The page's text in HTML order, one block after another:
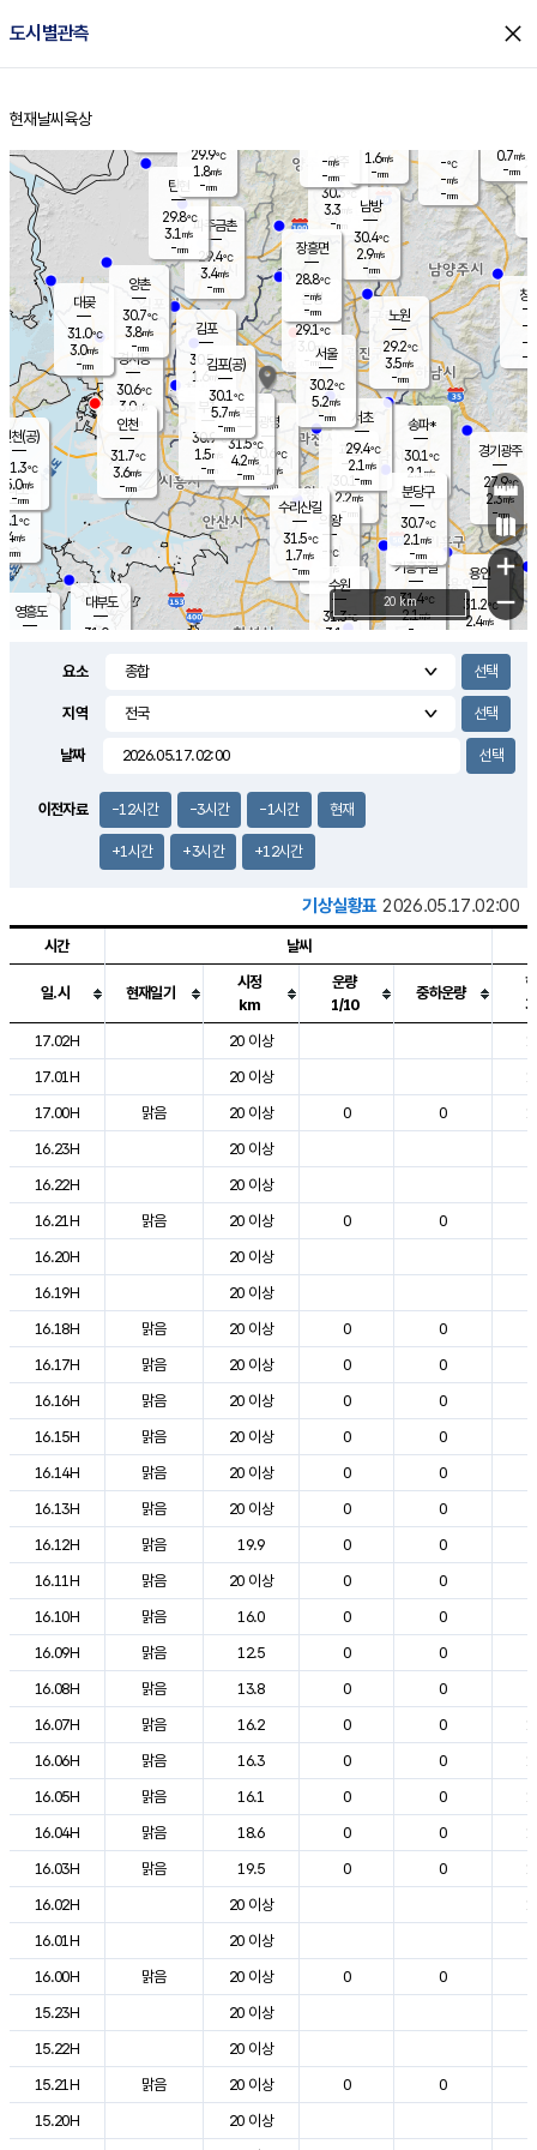
도시별관측 close
홈
현재날씨 육상
의도
℃
m/s
mm
영흥도
양주
30.3℃
3.3
-mm
과천
30.1℃
2.2m/s
- mm
용인
31.2℃
2.4m/s
경기광주
27.9℃
2.3m/s
-mm
3.7m/s
대부도
31.0
경서동
30.6℃
3.0m/s
-mm
파주금촌
29.4℃
3.4m/s
-mm
-℃
-m/s
-mm
대곶
31.0℃
3.0m/s
-mm
창
-
-m/
-
탄현
29.8℃
3.1 m/s
-mm
0.7m/s
-mm
의왕
- ℃
m/s
mm
김포
30.5℃
1.6 m/s
mm
광명
30.6 ℃
3.1 m/s
-mm
부천
30.9℃
1.5m/s
-mm
양촌
30.7℃
3.8m/s
-mm
구로
31.5℃
4.2m/s
-mm
은평
29.1℃
3.0 m/s
- mm
노원
29.2℃
3.5m/s
-mm
송파*
30.1℃
2.1 m/s
-mm
서초
29.4℃
2.1 m/s
-mm
남방
30.4℃
2.9m/s
-mm
기흥구갈
31.4℃
2.1m/s
-
수리산길
31.5℃
1.7m/s
-mm
분당구
30.7℃
2.1 m/s
-mm
장흥면
28.8℃
-m/s
-mm
-m/s
-mm
인천(공)
31.3℃
5.0m/s
-mm
김포(공)
30.1℃
5.7m/s
-mm
수원
31.3℃
3.1 m/s
인천
31.7℃
3.6m/s
-mm
서울
30.2℃
5.2m/s
-mm
29.9℃
1.8m/s
-mm
1.6m/s
-mm
+
−
20 km
요소
지역
날짜
이전자료 -12시간 -3시간 -1시간 현재
+1시간 +3시간 +12시간
기상실황표 2026.05.17.02:00
도시별 기상실황표로 지점, 날씨, 기온, 강수, 바람, 기압등을 안내한 표입
시간 날씨
일.시 현재일기
시정
km
운량
1/10
중하운량
17.02H
20 이상
17.01H
20 이상
17.00H
맑음 20 이상 0 0
16.23H
20 이상
16.22H
20 이상
16.21H
맑음 20 이상 0 0
16.20H
20 이상
16.19H
20 이상
16.18H
맑음 20 이상 0 0
16.17H
맑음 20 이상 0 0
16.16H
맑음 20 이상 0 0
16.15H
맑음 20 이상 0 0
16.14H
맑음 20 이상 0 0
16.13H
맑음 20 이상 0 0
16.12H
맑음 19.9 0 0
16.11H
맑음 20 이상 0 0
16.10H
맑음 16.0 0 0
16.09H
맑음 12.5 0 0
16.08H
맑음 13.8 0 0
16.07H
맑음 16.2 0 0
16.06H
맑음 16.3 0 0
16.05H
맑음 16.1 0 0
16.04H
맑음 18.6 0 0
16.03H
맑음 19.5 0 0
16.02H
20 이상
16.01H
20 이상
16.00H
맑음 20 이상 0 0
15.23H
20 이상
15.22H
20 이상
15.21H
맑음 20 이상 0 0
15.20H
20 이상